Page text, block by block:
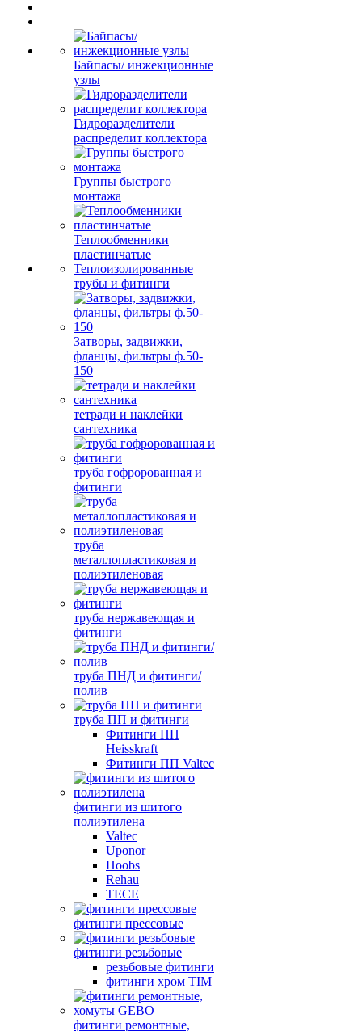
Байпасы/ инжекционные
узлы
Гидроразделители
распределит коллектора
Группы быстрого
монтажа
Теплообменники
пластинчатые
Теплоизолированные
трубы и фитинги
Затворы, задвижки,
фланцы, фильтры ф.50-
150
тетради и наклейки
сантехника
труба гофророванная и
фитинги
труба
металлопластиковая и
полиэтиленовая
труба нержавеющая и
фитинги
труба ПНД и фитинги/
полив
труба ПП и фитинги
Фитинги ПП
Heisskraft
Фитинги ПП Valtec
фитинги из шитого
полиэтилена
Valtec
Uponor
Hoobs
Rehau
TECE
фитинги прессовые
фитинги резьбовые
резьбовые фитинги
фитинги хром TIM
фитинги ремонтные,